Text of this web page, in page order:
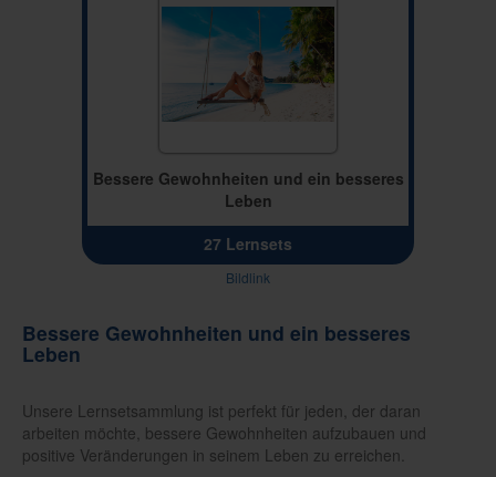
Bessere Gewohnheiten und ein besseres
Leben
27 Lernsets
Bildlink
Bessere Gewohnheiten und ein besseres
Leben
Unsere Lernsetsammlung ist perfekt für jeden, der daran
arbeiten möchte, bessere Gewohnheiten aufzubauen und
positive Veränderungen in seinem Leben zu erreichen.